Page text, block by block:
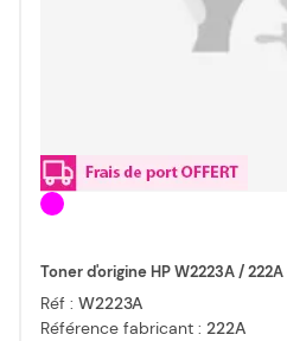
Toner d'origine HP W2223A /
Réf : W2223A
Référence fabricant : 222A